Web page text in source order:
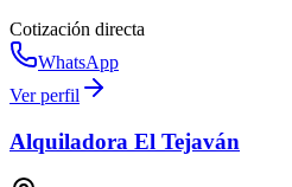
Cotización directa
WhatsApp
Ver perfil
Alquiladora El Tejaván